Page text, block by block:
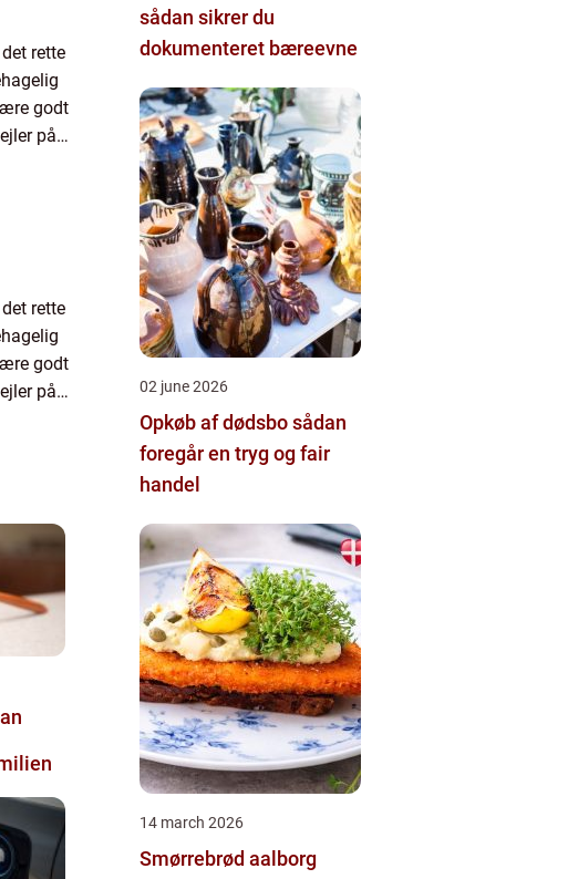
rette
godt
på
rette
godt
på
sådan sikrer du
dokumenteret bæreevne
02 june 2026
Opkøb af dødsbo sådan
foregår en tryg og fair
handel
14 march 2026
Smørrebrød aalborg